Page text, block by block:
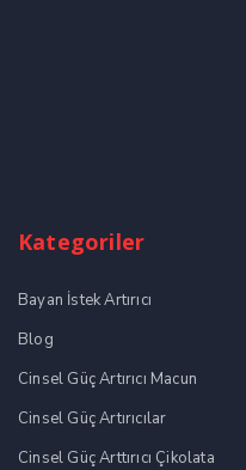
Kategoriler
Bayan İstek Artırıcı
Blog
Cinsel Güç Artırıcı Macun
Cinsel Güç Artırıcılar
Cinsel Güç Arttırıcı Çikolata